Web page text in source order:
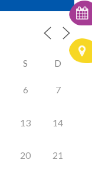
S D
6 7
13 14
20 21